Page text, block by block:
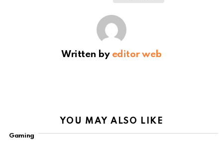
Written by editor web
YOU MAY ALSO LIKE
Gaming